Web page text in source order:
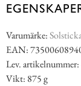
Varumärke:
EAN:
Lev.
Vikt: 875 g